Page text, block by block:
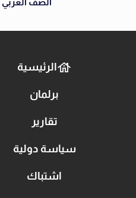
الصف العربي
الرئيسية
برلمان
تقارير
سياسة دولية
اشتباك